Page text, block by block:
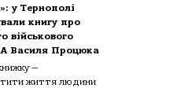
у Тернополі
книгу про
військового
Василя Процюка
—
життя людини